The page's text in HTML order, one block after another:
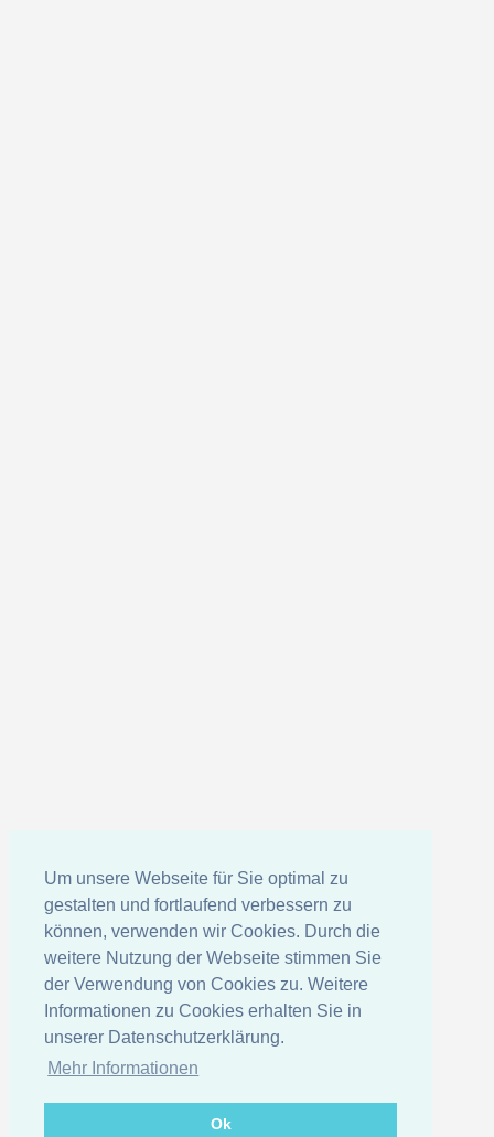
Um unsere Webseite für Sie optimal zu
gestalten und fortlaufend verbessern zu
können, verwenden wir Cookies. Durch die
weitere Nutzung der Webseite stimmen Sie
der Verwendung von Cookies zu. Weitere
Informationen zu Cookies erhalten Sie in
unserer Datenschutzerklärung.
Mehr Informationen
Ok